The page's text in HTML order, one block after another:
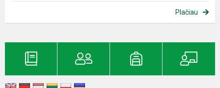
Plačiau